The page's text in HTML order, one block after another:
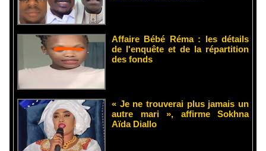
Affaire Bébé Réma : les détails
de l'enquête et de la répartition
des fonds
« Je ne trouverai plus jamais un
autre mari », affirme Sokhna
Aïda Diallo